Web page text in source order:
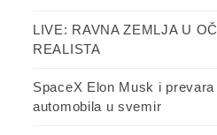
LIVE: RAVNA ZEMLJA U
REALISTA
SpaceX Elon Musk i
automobila u svemir